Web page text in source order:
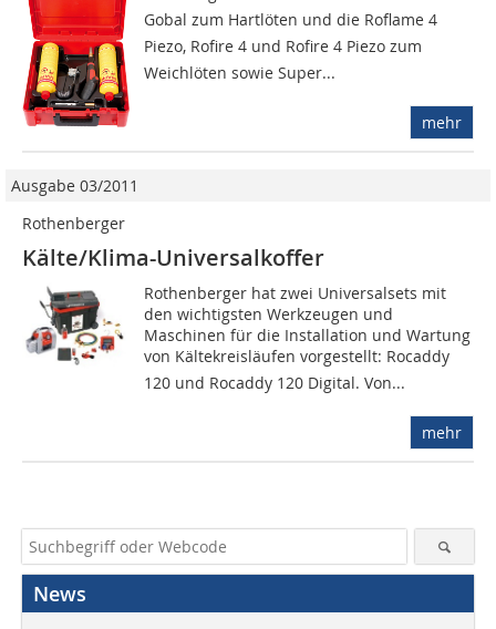
Gobal zum Hartlöten und die Roflame 4
Piezo, Rofire 4 und Rofire 4 Piezo zum
Weichlöten sowie Super...
mehr
Ausgabe 03/2011
Rothenberger
Kälte/Klima-Universalkoffer
Rothenberger hat zwei Universalsets mit
den wichtigsten Werkzeugen und
Maschinen für die Installation und Wartung
von Kältekreisläufen vorgestellt: Rocaddy
120 und Rocaddy 120 Digital. Von...
mehr
News